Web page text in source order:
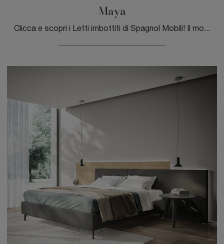
Maya
Clicca e scopri i Letti imbottiti di Spagnol Mobili! Il modello Maya in tessuto ti sta aspettando nelle versioni matrimoniali.